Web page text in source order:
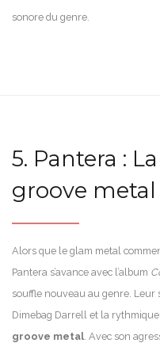
sonore du genre.
5. Pantera :
groove metal
Alors que le glam metal
Pantera s’avance avec l’album
souffle nouveau au genre.
Dimebag Darrell et la
groove metal . Avec son